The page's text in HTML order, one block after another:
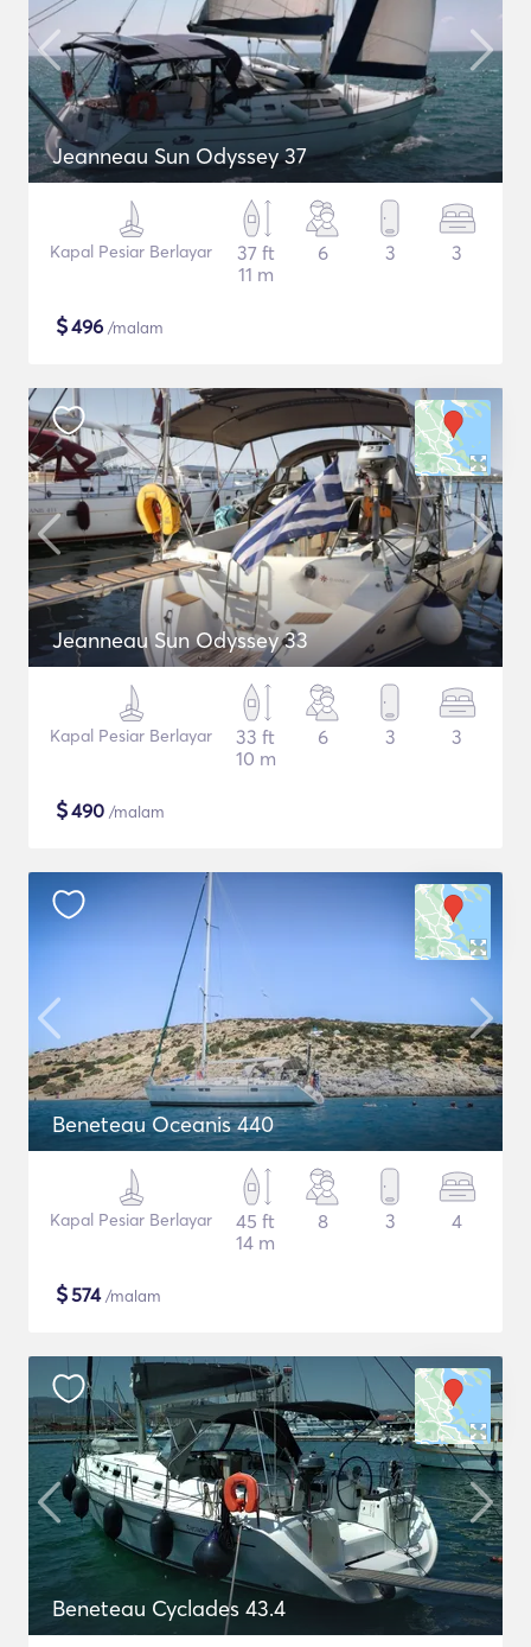
Jeanneau Sun Odyssey 37
Kapal Pesiar Berlayar
37 ft
11 m
6 3 3
$496 /malam
Jeanneau Sun Odyssey 33
Kapal Pesiar Berlayar
33 ft
10 m
6 3 3
$490 /malam
Beneteau Oceanis 440
Kapal Pesiar Berlayar
45 ft
14 m
8 3 4
$574/malam
Beneteau Cyclades 43.4